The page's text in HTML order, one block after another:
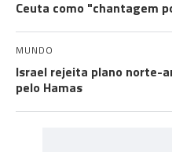
Ceuta como "chantagem
MUNDO
Israel rejeita plano norte-
pelo Hamas